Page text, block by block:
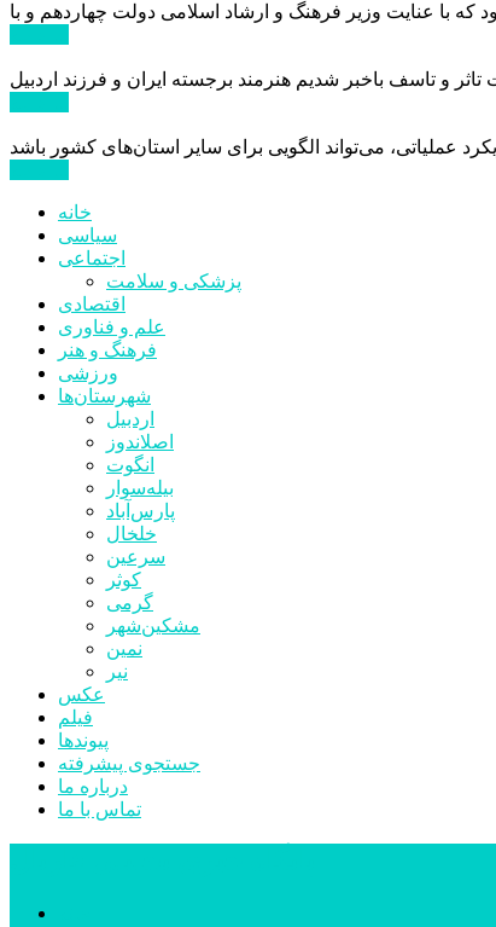
خانه
سیاسی
اجتماعی
پزشکی و سلامت
اقتصادی
علم و فناوری
فرهنگ و هنر
ورزشی
شهرستان‌ها
اردبیل
اصلاندوز
انگوت
بیله‌سوار
پارس‌آباد
خلخال
سرعین
کوثر
گرمی
مشکین‌شهر
نمین
نیر
عکس
فیلم
پیوندها
جستجوی پیشرفته
درباره ما
تماس با ما